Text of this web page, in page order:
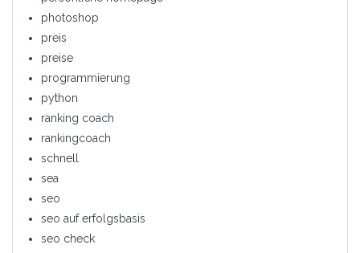
photoshop
preis
preise
programmierung
python
ranking coach
rankingcoach
schnell
sea
seo
seo auf erfolgsbasis
seo check